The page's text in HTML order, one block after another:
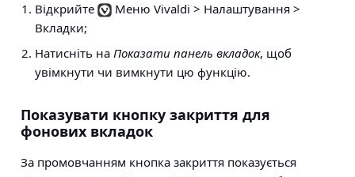
Відкрийте
Меню Vivaldi > Налаштування >
Вкладки;
Натисніть на Показати панель вкладок, щоб
увімкнути чи вимкнути цю функцію.
Показувати кнопку закриття для
фонових вкладок
За промовчанням кнопка закриття показується